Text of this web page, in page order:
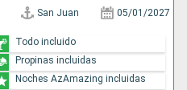
San Juan 05/01/2027
Todo incluido
Propinas incluidas
Noches AzAmazing incluidas